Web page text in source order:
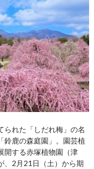
れた「しだれ梅」の名
鈴鹿の森庭園」。園芸植
開する赤塚植物園（津
、2月21日（土）から期